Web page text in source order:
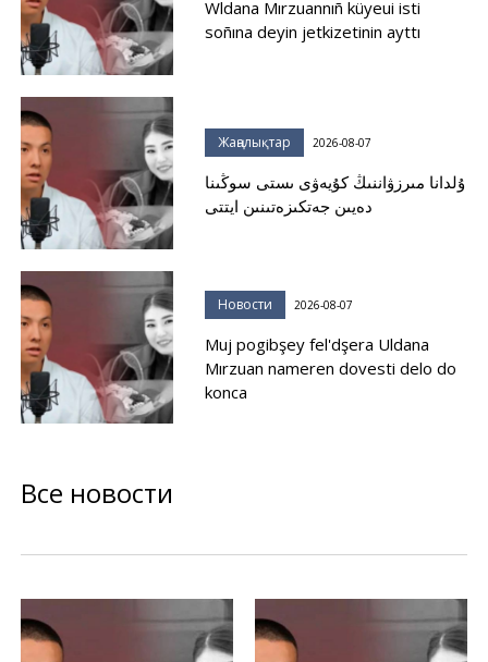
Wldana Mırzuannıñ küyeui isti
soñına deyin jetkizetinin ayttı
Жаңалықтар 2026-08-07
ۇلدانا مىرزۋاننىڭ كۇيەۋى ىستى سوڭىنا
دەيىن جەتكىزەتىنىن ايتتى
Новости 2026-08-07
Muj pogibşey fel'dşera Uldana
Mırzuan nameren dovesti delo do
konca
Все новости